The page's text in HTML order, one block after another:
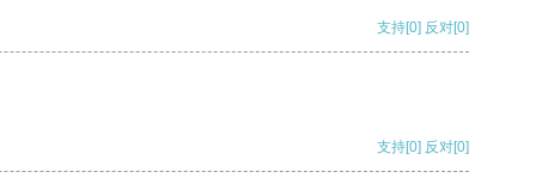
支持[0] 反对[0]
支持[0] 反对[0]